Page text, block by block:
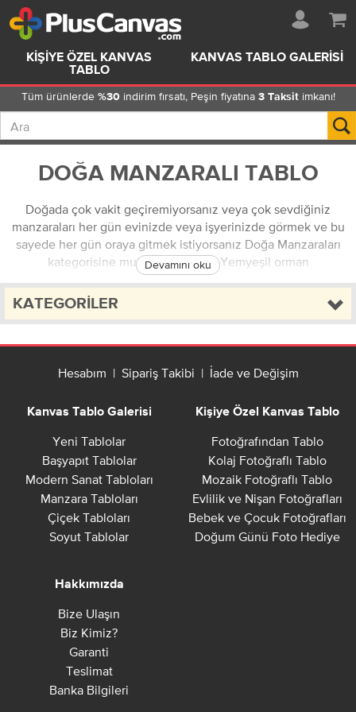
KIŞIYE ÖZEL KANVAS
TABLO
KANVAS TABLO GALERISI
Tüm ürünlerde %30 indirim fırsatı, Peşin fiyatına 3 Taksitimkanı!
DOĞA MANZARALI TABLO
Doğada çok vakit geçiremiyorsanız veya çok sevdiğiniz
manzaraları her gün evinizde veya işyerinizde görmek ve bu
sayede her gün oraya gitmek istiyorsanız Doğa Manzaraları
kategorisine mutlaka göz atın. Yemyeşil orman
manzaralarından, masmavi denizlere, uçsuz bucaksız
tepelerden, durgun ve sessiz göllere, kumsallar, ağaçlar,
Devamını oku
KATEGORILER
Hesabım | Sipariş Takibi | İade ve Değişim
Kanvas Tablo Galerisi
Yeni Tablolar
Başyapıt Tablolar
Modern Sanat Tabloları
Manzara Tabloları
Çiçek Tabloları
Soyut Tablolar
Kişiye Özel Kanvas Tablo
Fotoğrafından Tablo
Kolaj Fotoğraflı Tablo
Mozaik Fotoğraflı Tablo
Evlilik ve Nişan Fotoğrafları
Bebek ve Çocuk Fotoğrafları
Doğum Günü Foto Hediye
Hakkımızda
Bize Ulaşın
Biz Kimiz?
Garanti
Teslimat
Banka Bilgileri